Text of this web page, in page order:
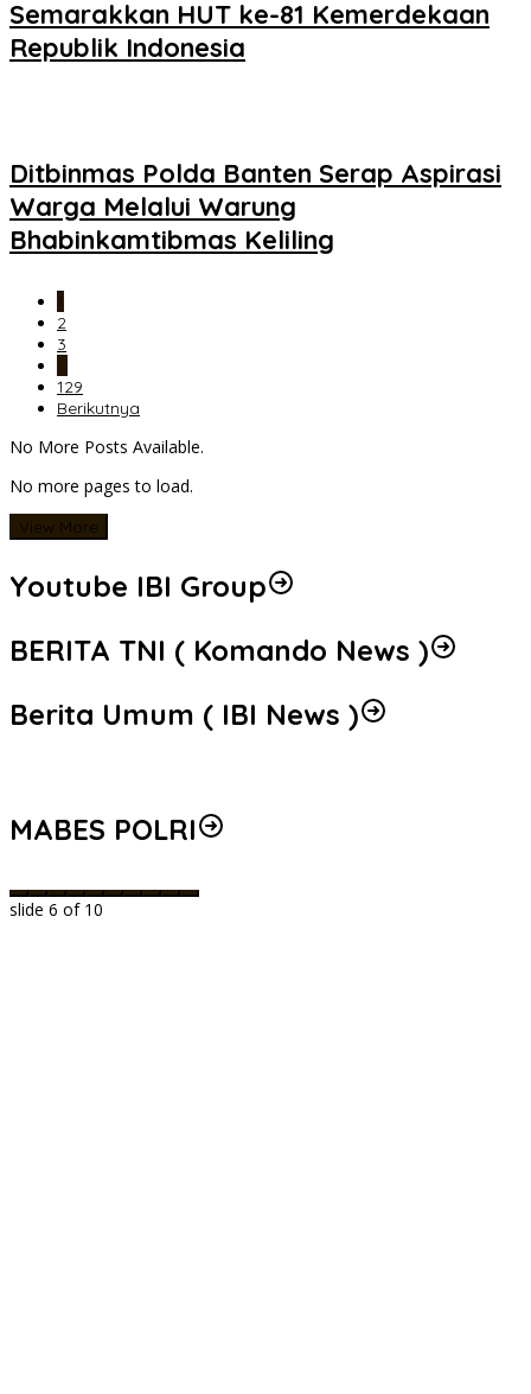
Semarakkan HUT ke-81 Kemerdekaan
Republik Indonesia
Ditbinmas Polda Banten Serap Aspirasi
Warga Melalui Warung
Bhabinkamtibmas Keliling
2
3
129
Berikutnya
No More Posts Available.
No more pages to load.
View More
Youtube IBI Group
BERITA TNI ( Komando News )
Berita Umum ( IBI News )
MABES POLRI
slide 6 of 10